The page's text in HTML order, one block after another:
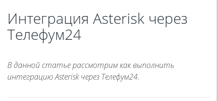
Интеграция Asterisk через
Телефум24
В данной статье рассмотрим как выполнить
интеграцию Asterisk через Телефум24.